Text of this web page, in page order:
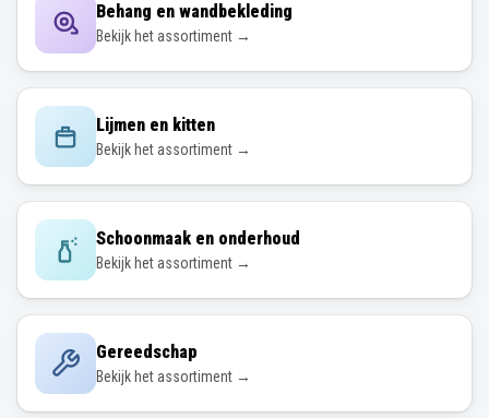
Behang en wandbekleding
Bekijk het assortiment →
Lijmen en kitten
Bekijk het assortiment →
Schoonmaak en onderhoud
Bekijk het assortiment →
Gereedschap
Bekijk het assortiment →